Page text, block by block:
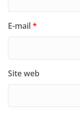
E-mail*
Site web